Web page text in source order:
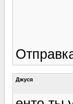
Джуся